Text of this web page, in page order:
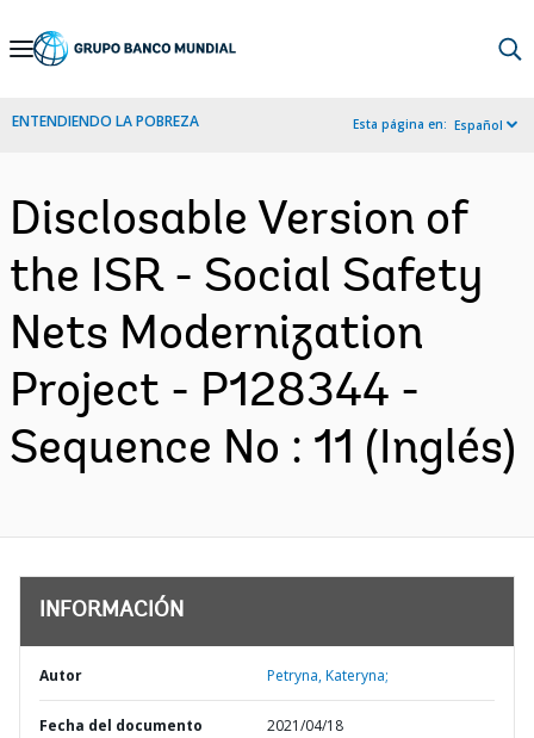
Skip
Navigation
ENTENDIENDO LA POBREZA Esta página en: Español
Disclosable Version of
the ISR - Social Safety
Nets Modernization
Project - P128344 -
Sequence No : 11 (Inglés)
INFORMACIÓN
Autor Petryna, Kateryna;
Fecha del documento 2021/04/18